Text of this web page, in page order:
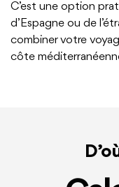
C’est une option
d’Espagne ou de
combiner votre
côte